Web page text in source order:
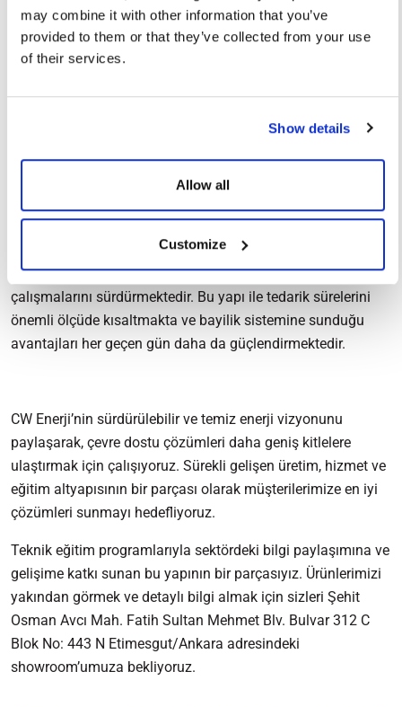
may combine it with other information that you’ve
provided to them or that they’ve collected from your use
of their services.
Show details
Allow all
Customize
Akademi’nin teknik eğitim programları ile sektördeki
profesyonellerin ve iş ortaklarımızın bilgi birikimini
artırıyoruz.
CW Enerji’nin Türkiye genelindeki güçlü tedarik altyapısı
sayesinde son kullanıcılara hızlı lojistik ve stoktan teslim
tamamlanmasını sağlarken, katma değerli çözümlerimizle
CW Enerji, solar hücre ve alüminyum profil gibi güneş paneli
üretiminde kullanılan temel hammaddeleri kendi bünyesinde
üreterek tam entegre üretim kampüsü olma vizyonuyla
çalışmalarını sürdürmektedir. Bu yapı ile tedarik sürelerini
önemli ölçüde kısaltmakta ve bayilik sistemine sunduğu
avantajları her geçen gün daha da güçlendirmektedir.
CW Enerji’nin sürdürülebilir ve temiz enerji vizyonunu
paylaşarak, çevre dostu çözümleri daha geniş kitlelere
ulaştırmak için çalışıyoruz. Sürekli gelişen üretim, hizmet ve
eğitim altyapısının bir parçası olarak müşterilerimize en iyi
çözümleri sunmayı hedefliyoruz.
Teknik eğitim programlarıyla sektördeki bilgi paylaşımına ve
gelişime katkı sunan bu yapının bir parçasıyız. Ürünlerimizi
yakından görmek ve detaylı bilgi almak için sizleri Şehit
Osman Avcı Mah. Fatih Sultan Mehmet Blv. Bulvar 312 C
Blok No: 443 N Etimesgut/Ankara adresindeki
showroom’umuza bekliyoruz.